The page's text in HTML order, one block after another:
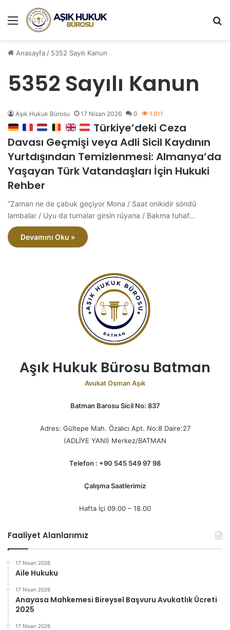
Menü
Anasayfa/ 5352 Sayılı Kanun
5352 Sayılı Kanun
Aşık Hukuk Bürosu 17 Nisan 2026 0 1.811
Türkiye’deki Ceza
Davası Geçmişi veya Adli Sicil Kaydının
Yurtdışından Temizlenmesi: Almanya’da
Yaşayan Türk Vatandaşları İçin Hukuki
Rehber
“Zaman ne de çabuk geçiyor Mona / Saat onikidir söndü
lambalar / Uyu da turnalar girsin rüyana / Bakma tuhaf…
Devamını Oku »
Aşık Hukuk Bürosu Batman
Avukat Osman Aşık
Batman Barosu Sicil No: 837
Adres: Gültepe Mah. Özalıcı Apt. No:8 Daire:27
(ADLİYE YANI) Merkez/BATMAN
Telefon : +90 545 549 97 98
Çalışma Saatlerimiz
Hafta İçi 09.00 – 18.00
Faaliyet Alanlarımız
17 Nisan 2026
Aile Hukuku
17 Nisan 2026
Anayasa Mahkemesi Bireysel Başvuru Avukatlık Ücreti
2025
17 Nisan 2026